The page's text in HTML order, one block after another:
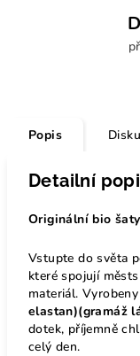
Popis
Detailní
Originální bio
Vstupte do světa
které spojují
materiál.
elastan)(gramáž
dotek, příjemně
celý den.